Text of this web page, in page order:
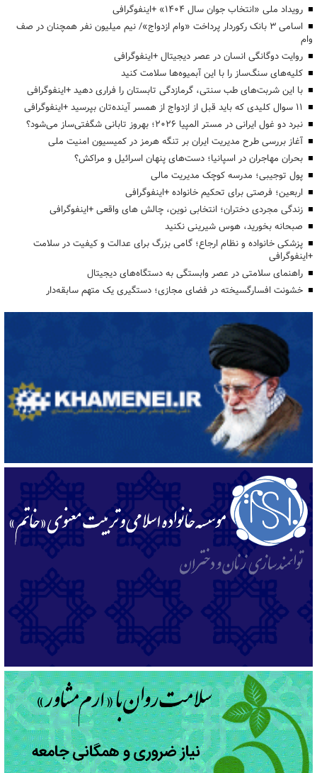
رویداد ملی «انتخاب جوان سال ۱۴۰۴» +اینفوگرافی
اسامی ۳ بانک رکوردار پرداخت «وام ازدواج»/ نیم میلیون نفر همچنان در صف
وام
روایت دوگانگی انسان در عصر دیجیتال +اینفوگرافی
کلیه‌های سنگ‌ساز را با این آبمیوه‌ها سلامت کنید
با این شربت‌های طب سنتی، گرمازدگی تابستان را فراری دهید +اینفوگرافی
۱۱ سوال کلیدی که باید قبل از ازدواج از همسر آینده‌تان بپرسید +اینفوگرافی
نبرد دو غول ایرانی در مستر المپیا ۲۰۲۶؛ بهروز تابانی شگفتی‌ساز می‌شود؟
آغاز بررسی طرح مدیریت ایران بر تنگه هرمز در کمیسیون امنیت ملی
بحران مهاجران در اسپانیا؛ دست‌های پنهان اسرائیل و مراکش؟
پول توجیبی؛ مدرسه کوچک مدیریت مالی
اربعین؛ فرصتی برای تحکیم خانواده +اینفوگرافی
زندگی مجردی دختران؛ انتخابی نوین، چالش های واقعی +اینفوگرافی
صبحانه بخورید، هوس شیرینی نکنید
پزشکی خانواده و نظام ارجاع؛ گامی بزرگ برای عدالت و کیفیت در سلامت
+اینفوگرافی
راهنمای سلامتی در عصر وابستگی به دستگاه‌های دیجیتال
خشونت افسارگسیخته در فضای مجازی؛ دستگیری یک متهم سابقه‌دار